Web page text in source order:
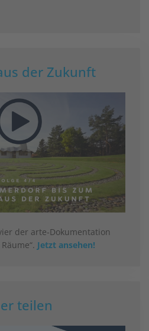
der Zukunft
der arte-Dokumentation
Jetzt ansehen!
teilen